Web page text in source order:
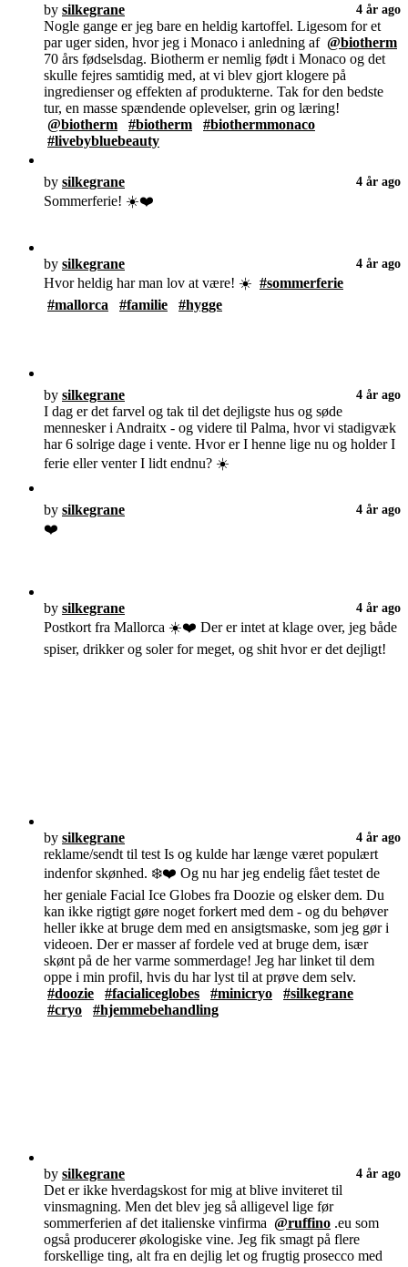
by silkegrane 4 år ago
Nogle gange er jeg bare en heldig kartoffel. Ligesom for et
par uger siden, hvor jeg i Monaco i anledning af @biotherm
70 års fødselsdag. Biotherm er nemlig født i Monaco og det
skulle fejres samtidig med, at vi blev gjort klogere på
ingredienser og effekten af produkterne. Tak for den bedste
tur, en masse spændende oplevelser, grin og læring!
@biotherm
#biotherm
#biothermmonaco
#livebybluebeauty
by silkegrane 4 år ago
Sommerferie! ☀️❤️
by silkegrane 4 år ago
Hvor heldig har man lov at være! ☀️ #sommerferie
#mallorca
#familie #hygge
by silkegrane 4 år ago
I dag er det farvel og tak til det dejligste hus og søde
mennesker i Andraitx - og videre til Palma, hvor vi stadigvæk
har 6 solrige dage i vente. Hvor er I henne lige nu og holder I
ferie eller venter I lidt endnu? ☀️
by silkegrane 4 år ago
❤️
by silkegrane 4 år ago
Postkort fra Mallorca ☀️❤️ Der er intet at klage over, jeg både
spiser, drikker og soler for meget, og shit hvor er det dejligt!
by silkegrane 4 år ago
reklame/sendt til test Is og kulde har længe været populært
indenfor skønhed. ❄️❤️ Og nu har jeg endelig fået testet de
her geniale Facial Ice Globes fra Doozie og elsker dem. Du
kan ikke rigtigt gøre noget forkert med dem - og du behøver
heller ikke at bruge dem med en ansigtsmaske, som jeg gør i
videoen. Der er masser af fordele ved at bruge dem, især
skønt på de her varme sommerdage! Jeg har linket til dem
oppe i min profil, hvis du har lyst til at prøve dem selv.
#doozie
#facialiceglobes #minicryo
#silkegrane
#cryo
#hjemmebehandling
by silkegrane 4 år ago
Det er ikke hverdagskost for mig at blive inviteret til
vinsmagning. Men det blev jeg så alligevel lige før
sommerferien af det italienske vinfirma @ruffino .eu som
også producerer økologiske vine. Jeg fik smagt på flere
forskellige ting, alt fra en dejlig let og frugtig prosecco med